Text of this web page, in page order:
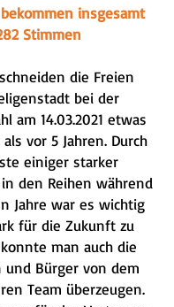
insgesamt
Stimmen
die Freien
bei der
am 14.03.2021 etwas
vor 5 Jahren. Durch
einiger starker
den Reihen während
Jahre war es wichtig
für die Zukunft zu
man auch die
und Bürger von dem
Team überzeugen.